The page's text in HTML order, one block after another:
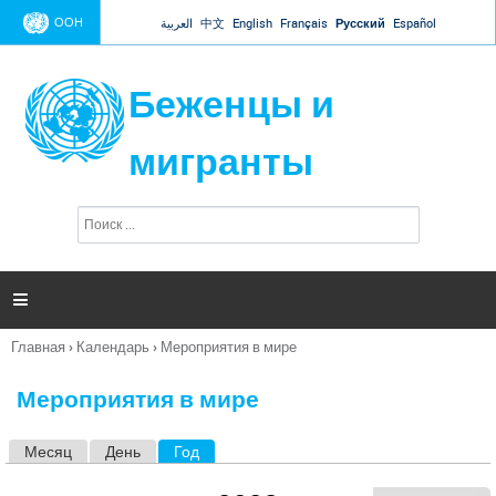
Jump to navigation
ООН العربية 中文 English Français Русский Español
Беженцы и
мигранты
п
и

Вы
Главная › Календарь › Мероприятия в мире
Мероприятия в мире
Месяц День Год